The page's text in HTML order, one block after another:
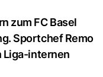
zum FC Basel
Sportchef Remo
Liga-internen